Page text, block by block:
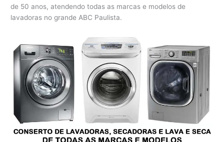
de 50 anos, atendendo todas as marcas e modelos de
lavadoras no grande ABC Paulista.